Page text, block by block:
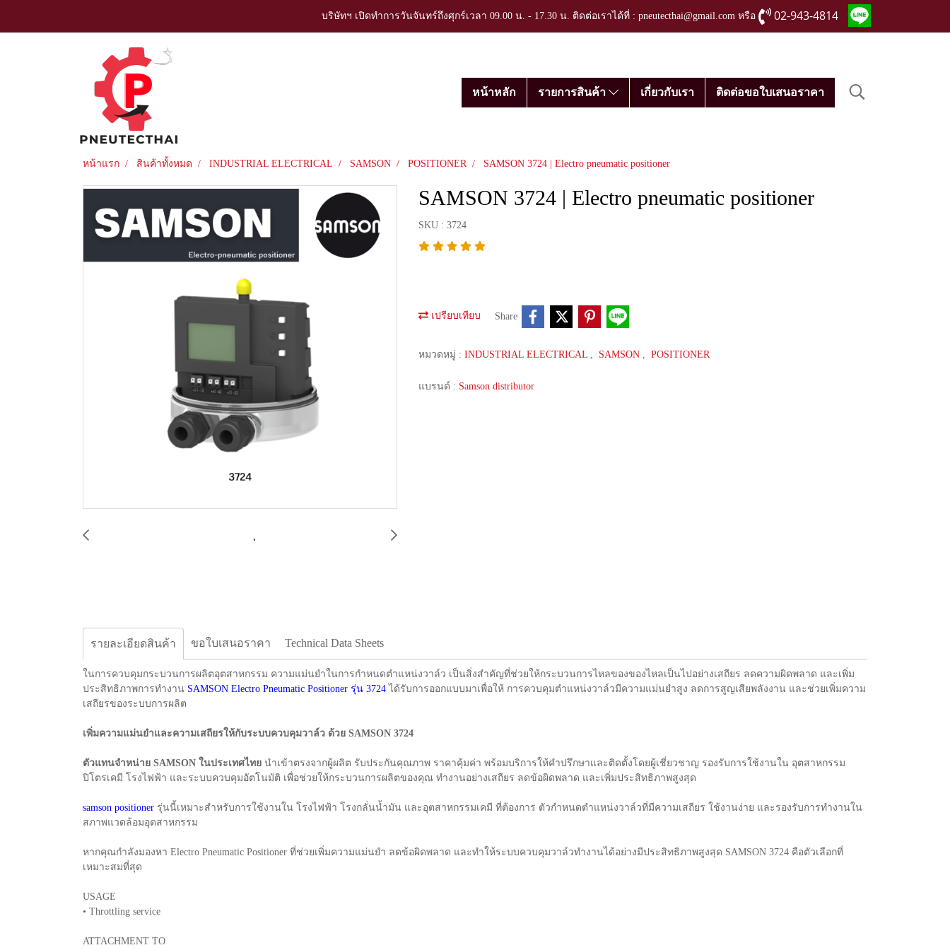
บริษัทฯ เปิดทำการวันจันทร์ถึงศุกร์เวลา 09.00 น. - 17.30 น. ติดต่อเราได้ที่ : pneutecthai@gmail.com หรือ 02-943-4814
หน้าหลัก รายการสินค้า เกี่ยวกับเรา ติดต่อขอใบเสนอราคา
หน้าแรก สินค้าทั้งหมด INDUSTRIAL ELECTRICAL SAMSON POSITIONER SAMSON 3724 | Electro pneumatic positioner
SAMSON 3724 | Electro pneumatic positioner
SKU : 3724
เปรียบเทียบ Share
หมวดหมู่ : INDUSTRIAL ELECTRICAL , SAMSON , POSITIONER
แบรนด์ : Samson distributor
รายละเอียดสินค้า ขอใบเสนอราคา Technical Data Sheets
ในการควบคุมกระบวนการผลิตอุตสาหกรรม ความแม่นยำในการกำหนดตำแหน่งวาล์ว เป็นสิ่งสำคัญที่ช่วยให้กระบวนการไหลของของไหลเป็นไปอย่างเสถียร ลดความผิดพลาด และเพิ่ม
ประสิทธิภาพการทำงาน SAMSON Electro Pneumatic Positioner รุ่น 3724 ได้รับการออกแบบมาเพื่อให้ การควบคุมตำแหน่งวาล์วมีความแม่นยำสูง ลดการสูญเสียพลังงาน และช่วยเพิ่มความ
เสถียรของระบบการผลิต
เพิ่มความแม่นยำและความเสถียรให้กับระบบควบคุมวาล์ว ด้วย SAMSON 3724
ตัวแทนจำหน่าย SAMSON ในประเทศไทย นำเข้าตรงจากผู้ผลิต รับประกันคุณภาพ ราคาคุ้มค่า พร้อมบริการให้คำปรึกษาและติดตั้งโดยผู้เชี่ยวชาญ รองรับการใช้งานใน อุตสาหกรรม
ปิโตรเคมี โรงไฟฟ้า และระบบควบคุมอัตโนมัติ เพื่อช่วยให้กระบวนการผลิตของคุณ ทำงานอย่างเสถียร ลดข้อผิดพลาด และเพิ่มประสิทธิภาพสูงสุด
samson positioner รุ่นนี้เหมาะสำหรับการใช้งานใน โรงไฟฟ้า โรงกลั่นน้ำมัน และอุตสาหกรรมเคมี ที่ต้องการ ตัวกำหนดตำแหน่งวาล์วที่มีความเสถียร ใช้งานง่าย และรองรับการทำงานใน
สภาพแวดล้อมอุตสาหกรรม
หากคุณกำลังมองหา Electro Pneumatic Positioner ที่ช่วยเพิ่มความแม่นยำ ลดข้อผิดพลาด และทำให้ระบบควบคุมวาล์วทำงานได้อย่างมีประสิทธิภาพสูงสุด SAMSON 3724 คือตัวเลือกที่
เหมาะสมที่สุด
USAGE
• Throttling service
ATTACHMENT TO